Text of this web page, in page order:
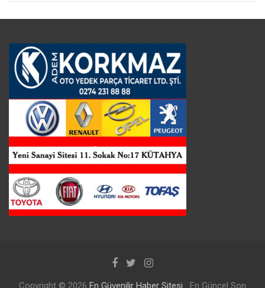
Copyright © 2026 En Güvenilir Haber Sitesi En Güncel Son